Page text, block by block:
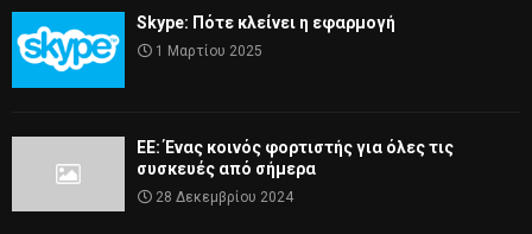
Skype: Πότε κλείνει η εφαρμογή
1 Μαρτίου 2025
ΕΕ: Ένας κοινός φορτιστής για όλες τις
συσκευές από σήμερα
28 Δεκεμβρίου 2024